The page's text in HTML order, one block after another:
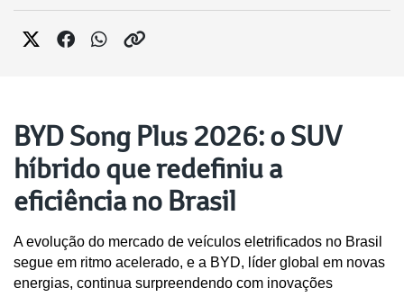
BYD Song Plus 2026: o SUV
híbrido que redefiniu a
eficiência no Brasil
A evolução do mercado de veículos eletrificados no Brasil
segue em ritmo acelerado, e a BYD, líder global em novas
energias, continua surpreendendo com inovações